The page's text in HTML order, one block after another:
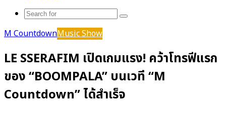
Search
M CountdownMusic Show
LE SSERAFIM เปิดเกมแรง! คว้าโทรฟีแรก
ของ “BOOMPALA” บนเวที “M
Countdown” ได้สำเร็จ